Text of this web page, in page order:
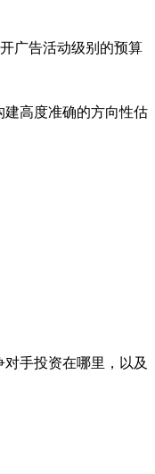
广告活动级别的预算
高度准确的方向性估
手投资在哪里，以及